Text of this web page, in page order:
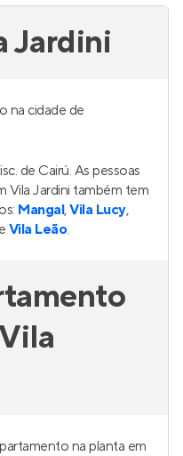
Jardini
na cidade de
de Cairú. As pessoas
Vila Jardini também tem
Mangal,Vila Lucy,
e Vila Leão.
na planta em